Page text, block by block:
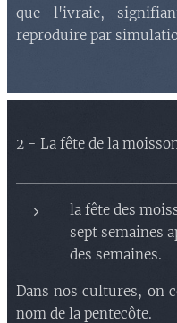
que l'ivraie,
reproduire par
2 - La fête de la
la fête des
sept semaines
des semaines.
Dans nos cultures, on
nom de la pentecôte.